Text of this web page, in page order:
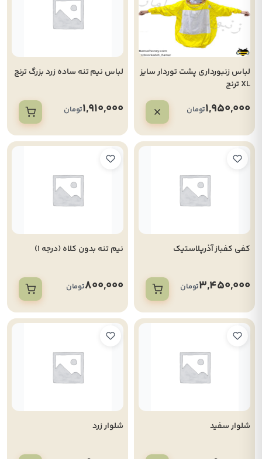
لباس زنبورداری پشت توردار سایز
XL ترنج
1,950,000تومان
لباس نیم تنه ساده زرد بزرگ ترنج
1,910,000تومان
کفی کفباز آذرپلاستیک
3,450,000تومان
نیم تنه بدون کلاه (درجه 1)
800,000تومان
شلوار سفید شلوار زرد